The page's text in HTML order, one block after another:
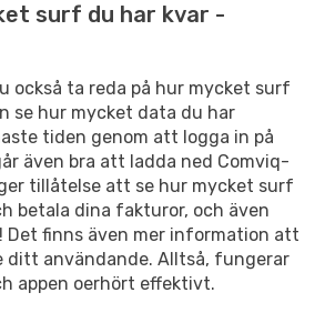
surf du har kvar -
också ta reda på hur mycket surf
se hur mycket data du har
tiden genom att logga in på
även bra att ladda ned Comviq-
tillåtelse att se hur mycket surf
betala dina fakturor, och även
Det finns även mer information att
ditt användande. Alltså, fungerar
appen oerhört effektivt.